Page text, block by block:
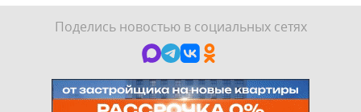
Поделись новостью в социальных сетях